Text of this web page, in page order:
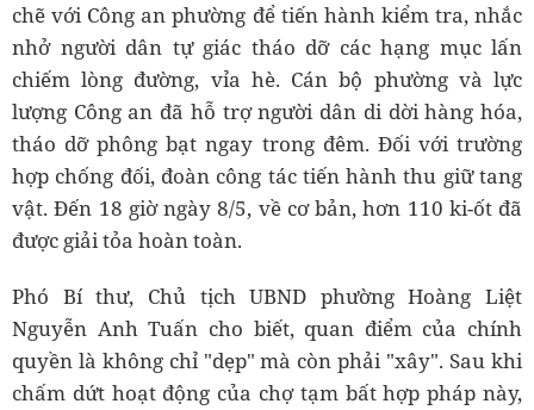
chẽ với Công an phường để tiến hành kiểm tra, nhắc
nhở người dân tự giác tháo dỡ các hạng mục lấn
chiếm lòng đường, vỉa hè. Cán bộ phường và lực
lượng Công an đã hỗ trợ người dân di dời hàng hóa,
tháo dỡ phông bạt ngay trong đêm. Đối với trường
hợp chống đối, đoàn công tác tiến hành thu giữ tang
vật. Đến 18 giờ ngày 8/5, về cơ bản, hơn 110 ki-ốt đã
được giải tỏa hoàn toàn.
Phó Bí thư, Chủ tịch UBND phường Hoàng Liệt
Nguyễn Anh Tuấn cho biết, quan điểm của chính
quyền là không chỉ "dẹp" mà còn phải "xây". Sau khi
chấm dứt hoạt động của chợ tạm bất hợp pháp này,